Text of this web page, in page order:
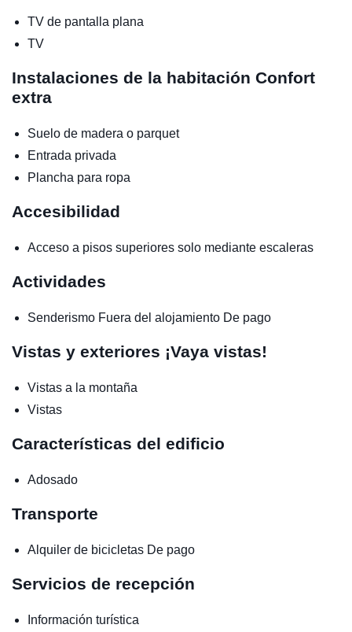
TV de pantalla plana
TV
Instalaciones de la habitación Confort
extra
Suelo de madera o parquet
Entrada privada
Plancha para ropa
Accesibilidad
Acceso a pisos superiores solo mediante escaleras
Actividades
Senderismo Fuera del alojamiento De pago
Vistas y exteriores ¡Vaya vistas!
Vistas a la montaña
Vistas
Características del edificio
Adosado
Transporte
Alquiler de bicicletas De pago
Servicios de recepción
Información turística